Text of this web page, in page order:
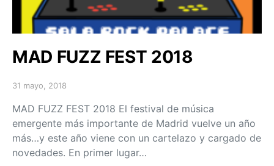
MAD FUZZ FEST 2018
Posted on
31 mayo, 2018
MAD FUZZ FEST 2018 El festival de música
emergente más importante de Madrid vuelve un año
más…y este año viene con un cartelazo y cargado de
novedades. En primer lugar…